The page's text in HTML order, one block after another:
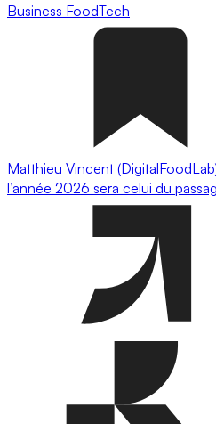
Business FoodTech
Matthieu Vincent
l’année 2026 sera celui du